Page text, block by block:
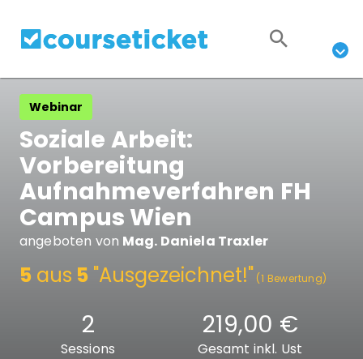
Webinar
Soziale Arbeit:
Vorbereitung
Aufnahmeverfahren FH
Campus Wien
angeboten von Mag. Daniela Traxler
5 aus 5 "Ausgezeichnet!" (1 Bewertung)
2
Sessions
219,00 €
Gesamt inkl. Ust